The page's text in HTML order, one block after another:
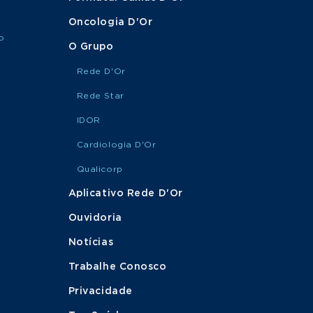
Cirurgia de Ombro
Cirurgia de Pé e
Cirurgia de Punho
Cirurgia de Quadril
Oncologia D'Or
O Grupo
Rede D'Or
Rede Star
IDOR
Cardiologia D'Or
Qualicorp
Aplicativo Rede D'Or
Ouvidoria
Notícias
Trabalhe Conosco
Privacidade